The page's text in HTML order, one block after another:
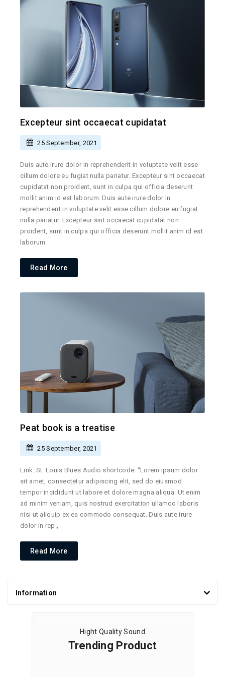
Excepteur sint occaecat cupidatat
25 September, 2021
Duis aute irure dolor in reprehenderit in voluptate velit esse
cillum dolore eu fugiat nulla pariatur. Excepteur sint occaecat
cupidatat non proident, sunt in culpa qui officia deserunt
mollit anim id est laborum. Duis aute irure dolor in
reprehenderit in voluptate velit esse cillum dolore eu fugiat
nulla pariatur. Excepteur sint occaecat cupidatat non
proident, sunt in culpa qui officia deserunt mollit anim id est
laborum.
Read More
Peat book is a treatise
25 September, 2021
Link: St. Louis Blues Audio shortcode: “Lorem ipsum dolor
sit amet, consectetur adipiscing elit, sed do eiusmod
tempor incididunt ut labore et dolore magna aliqua. Ut enim
ad minim veniam, quis nostrud exercitation ullamco laboris
nisi ut aliquip ex ea commodo consequat. Duis aute irure
dolor in rep.,
Read More
Information
Hight Quality Sound
Trending Product